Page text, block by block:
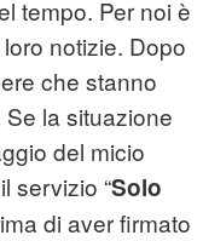
tempo. Per noi è
notizie. Dopo
che stanno
la situazione
del micio
servizio “Solo
di aver firmato